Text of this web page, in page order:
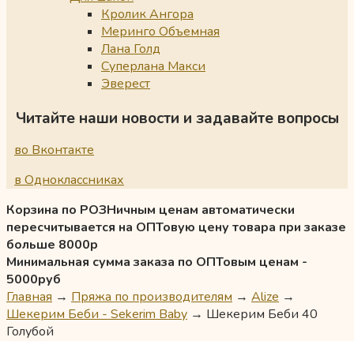
Кролик Ангора
Меринго Объемная
Лана Голд
Суперлана Макси
Эверест
Читайте наши новости и задавайте вопросы
во Вконтакте
в Одноклассниках
Корзина по РОЗНичным ценам автоматически
пересчитывается на ОПТовую цену товара при заказе
больше 8000р
Минимальная сумма заказа по ОПТовым ценам -
5000руб
Главная → Пряжа по производителям → Alize →
Шекерим Беби - Sekerim Baby → Шекерим Беби 40
Голубой